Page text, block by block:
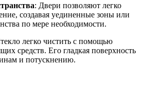
: Двери позволяют легко
создавая уединенные зоны или
по мере необходимости.
легко чистить с помощью
средств. Его гладкая поверхность
и потускнению.